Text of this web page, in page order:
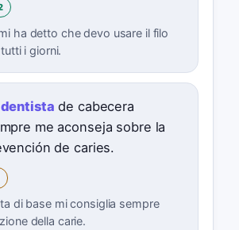
ha detto che devo usare il filo
i giorni.
dentista de cabecera
me aconseja sobre la
de caries.
di base mi consiglia sempre
della carie.